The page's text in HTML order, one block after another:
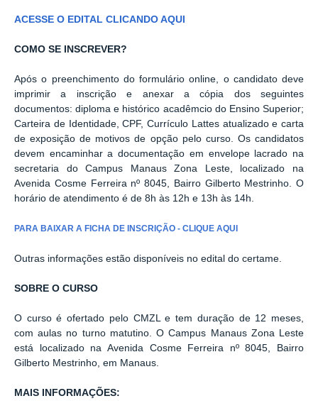
ACESSE O EDITAL CLICANDO AQUI
COMO SE INSCREVER?
Após o preenchimento do formulário online, o candidato deve
imprimir a inscrição e anexar a cópia dos seguintes
documentos: diploma e histórico acadêmcio do Ensino Superior;
Carteira de Identidade, CPF, Currículo Lattes atualizado e carta
de exposição de motivos de opção pelo curso. Os candidatos
devem encaminhar a documentação em envelope lacrado na
secretaria do Campus Manaus Zona Leste, localizado na
Avenida Cosme Ferreira nº 8045, Bairro Gilberto Mestrinho. O
horário de atendimento é de 8h às 12h e 13h às 14h.
PARA BAIXAR A FICHA DE INSCRIÇÃO - CLIQUE AQUI
Outras informações estão disponíveis no edital do certame.
SOBRE O CURSO
O curso é ofertado pelo CMZL e tem duração de 12 meses,
com aulas no turno matutino. O Campus Manaus Zona Leste
está localizado na Avenida Cosme Ferreira nº 8045, Bairro
Gilberto Mestrinho, em Manaus.
MAIS INFORMAÇÕES: